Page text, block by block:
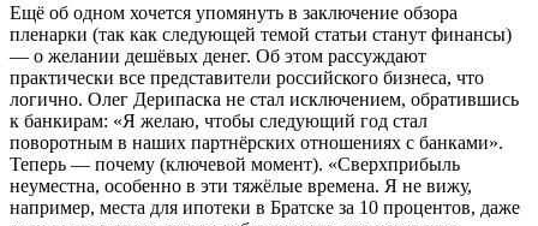
Ещё об одном хочется упомянуть в заключение обзора
пленарки (так как следующей темой статьи станут финансы)
— о желании дешёвых денег. Об этом рассуждают
практически все представители российского бизнеса, что
логично. Олег Дерипаска не стал исключением, обратившись
к банкирам: «Я желаю, чтобы следующий год стал
поворотным в наших партнёрских отношениях с банками».
Теперь — почему (ключевой момент). «Сверхприбыль
неуместна, особенно в эти тяжёлые времена. Я не вижу,
например, места для ипотеки в Братске за 10 процентов, даже